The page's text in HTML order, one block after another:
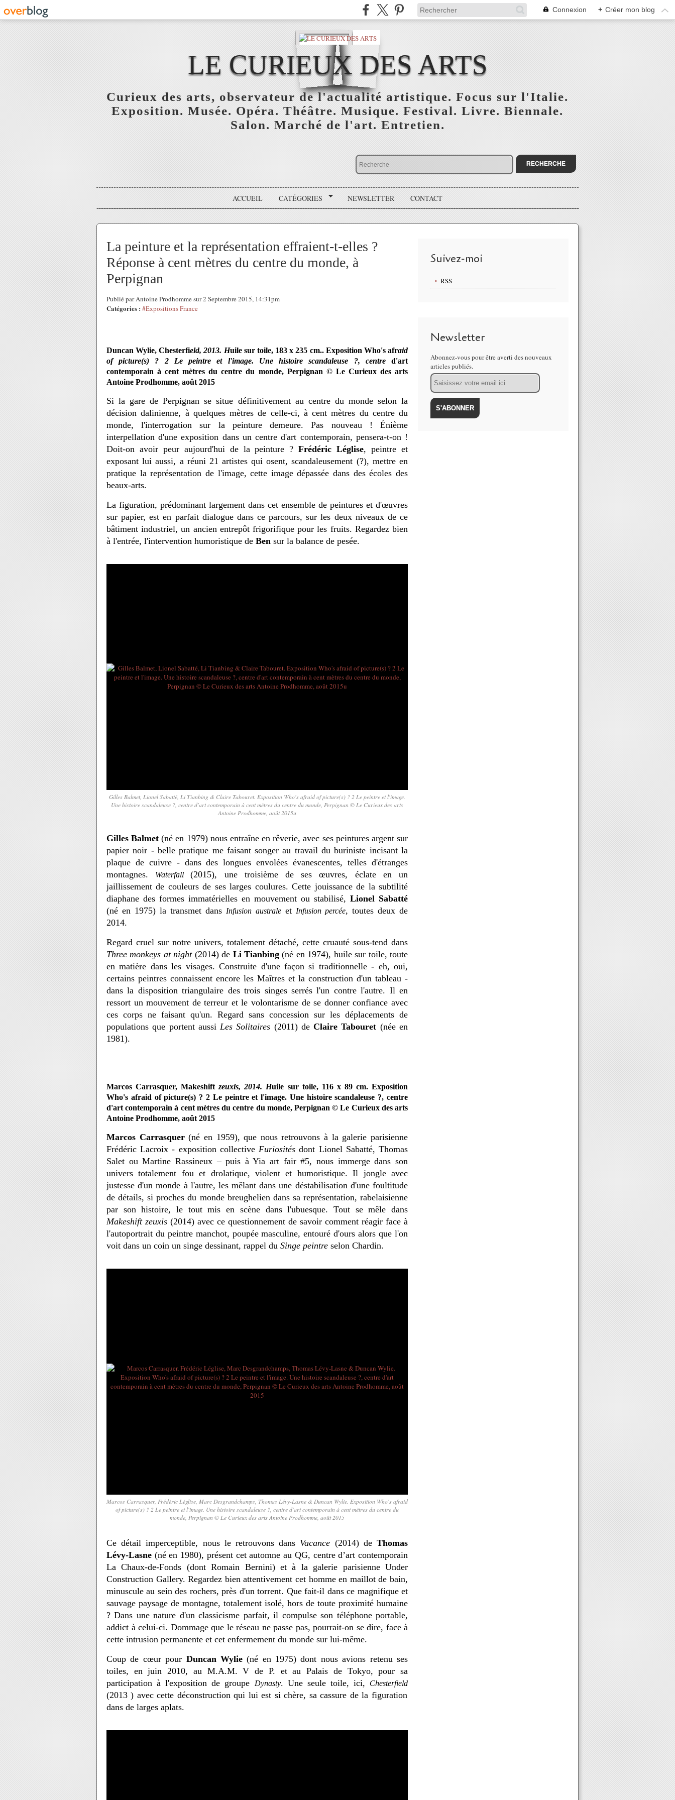
Connexion + Créer mon blog
LE CURIEUX DES ARTS
Curieux des arts, observateur de l'actualité artistique. Focus sur l'Italie.
Exposition. Musée. Opéra. Théâtre. Musique. Festival. Livre. Biennale.
Salon. Marché de l'art. Entretien.
ACCUEIL CATÉGORIES NEWSLETTER CONTACT
La peinture et la représentation effraient-t-elles ?
Réponse à cent mètres du centre du monde, à
Perpignan
Publié par Antoine Prodhomme sur 2 Septembre 2015, 14:31pm
Catégories : #Expositions France
Duncan Wylie, Chesterfield, 2013. Huile sur toile, 183 x 235 cm.. Exposition Who's afraid
of picture(s) ? 2 Le peintre et l'image. Une histoire scandaleuse ?, centre d'art
contemporain à cent mètres du centre du monde, Perpignan © Le Curieux des arts
Antoine Prodhomme, août 2015
Si la gare de Perpignan se situe définitivement au centre du monde selon la
décision dalinienne, à quelques mètres de celle-ci, à cent mètres du centre du
monde, l'interrogation sur la peinture demeure. Pas nouveau ! Énième
interpellation d'une exposition dans un centre d'art contemporain, pensera-t-on !
Doit-on avoir peur aujourd'hui de la peinture ?Frédéric Léglise, peintre et
exposant lui aussi, a réuni 21 artistes qui osent, scandaleusement (?), mettre en
pratique la représentation de l'image, cette image dépassée dans des écoles des
beaux-arts.
La figuration, prédominant largement dans cet ensemble de peintures et d'œuvres
sur papier, est en parfait dialogue dans ce parcours, sur les deux niveaux de ce
bâtiment industriel, un ancien entrepôt frigorifique pour les fruits. Regardez bien
à l'entrée, l'intervention humoristique de Ben sur la balance de pesée.
Gilles Balmet, Lionel Sabatté, Li Tianbing & Claire Tabouret. Exposition Who's afraid of picture(s) ? 2 Le peintre et l'image.
Une histoire scandaleuse ?, centre d'art contemporain à cent mètres du centre du monde, Perpignan © Le Curieux des arts
Antoine Prodhomme, août 2015u
Gilles Balmet (né en 1979) nous entraîne en rêverie, avec ses peintures argent sur
papier noir - belle pratique me faisant songer au travail du buriniste incisant la
plaque de cuivre - dans des longues envolées évanescentes, telles d'étranges
montagnes.
Waterfall(2015), une troisième de ses œuvres, éclate en un
jaillissement de couleurs de ses larges coulures. Cette jouissance de la subtilité
diaphane des formes immatérielles en mouvement ou stabilisé, Lionel Sabatté
(né en 1975) la transmet dansInfusion australeet Infusion percée, toutes deux de
2014.
Regard cruel sur notre univers, totalement détaché, cette cruauté sous-tend dans
Three monkeys at night(2014) de Li Tianbing (né en 1974), huile sur toile, toute
en matière dans les visages. Construite d'une façon si traditionnelle - eh, oui,
certains peintres connaissent encore les Maîtres et la construction d'un tableau -
dans la disposition triangulaire des trois singes serrés l'un contre l'autre. Il en
ressort un mouvement de terreur et le volontarisme de se donner confiance avec
ces corps ne faisant qu'un. Regard sans concession sur les déplacements de
populations que portent aussiLes Solitaires (2011) deClaire Tabouret (née en
1981).
Marcos Carrasquer, Makeshift zeuxis, 2014. Huile sur toile, 116 x 89 cm. Exposition
Who's afraid of picture(s) ? 2 Le peintre et l'image. Une histoire scandaleuse ?, centre
d'art contemporain à cent mètres du centre du monde, Perpignan © Le Curieux des arts
Antoine Prodhomme, août 2015
Marcos Carrasquer(né en 1959), que nous retrouvons à la galerie parisienne
Frédéric Lacroix - exposition collectiveFuriosités dont Lionel Sabatté, Thomas
Salet ou Martine Rassineux – puis à Yia art fair #5, nous immerge dans son
univers totalement fou et drolatique, violent et humoristique. Il jongle avec
justesse d'un monde à l'autre, les mêlant dans une déstabilisation d'une foultitude
de détails, si proches du monde breughelien dans sa représentation, rabelaisienne
par son histoire, le tout mis en scène dans l'ubuesque. Tout se mêle dans
Makeshift zeuxis (2014) avec ce questionnement de savoir comment réagir face à
l'autoportrait du peintre manchot, poupée masculine, entouré d'ours alors que l'on
voit dans un coin un singe dessinant, rappel du Singe peintre selon Chardin.
Marcos Carrasquer, Frédéric Léglise, Marc Desgrandchamps, Thomas Lévy-Lasne & Duncan Wylie. Exposition Who's afraid
of picture(s) ? 2 Le peintre et l'image. Une histoire scandaleuse ?, centre d'art contemporain à cent mètres du centre du
monde, Perpignan © Le Curieux des arts Antoine Prodhomme, août 2015
Ce détail imperceptible, nous le retrouvons dans Vacance (2014) deThomas
Lévy-Lasne (né en 1980), présent cet automne au QG, centre d’art contemporain
La Chaux-de-Fonds (dont Romain Bernini) et à la galerie parisienne Under
Construction Gallery. Regardez bien attentivement cet homme en maillot de bain,
minuscule au sein des rochers, près d'un torrent. Que fait-il dans ce magnifique et
sauvage paysage de montagne, totalement isolé, hors de toute proximité humaine
? Dans une nature d'un classicisme parfait, il compulse son téléphone portable,
addict à celui-ci. Dommage que le réseau ne passe pas, pourrait-on se dire, face à
cette intrusion permanente et cet enfermement du monde sur lui-même.
Coup de cœur pour Duncan Wylie(né en 1975) dont nous avions retenu ses
toiles, en juin 2010, au M.A.M. V de P. et au Palais de Tokyo, pour sa
participation à l'exposition de groupe
Dynasty. Une seule toile, ici, Chesterfield
(2013 ) avec cette déconstruction qui lui est si chère, sa cassure de la figuration
dans de larges aplats.
Suivez-moi
RSS
Newsletter
Abonnez-vous pour être averti des nouveaux
articles publiés.
Email